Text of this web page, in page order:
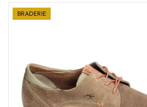
BRADERIE